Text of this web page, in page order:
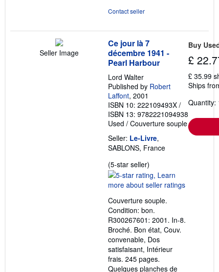
Contact seller
Seller Image
Ce jour là 7
décembre 1941 -
Pearl Harbour
Lord Walter
Published by Robert
Laffont, 2001
ISBN 10: 222109493X /
ISBN 13: 9782221094938
Used / Couverture souple
Seller: Le-Livre,
SABLONS, France
(5-star seller)
rating
5
of
5
stars
Couverture souple.
Condition: bon.
R300267601: 2001. In-8.
Broché. Bon état, Couv.
convenable, Dos
satisfaisant, Intérieur
frais. 245 pages.
Quelques planches de
Buy
£
£ 35.99
Ships
Quantity: